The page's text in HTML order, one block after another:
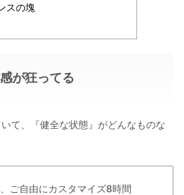
スの塊
が狂ってる
て、『健全な状態』がどんなものな
ご自由にカスタマイズ8時間